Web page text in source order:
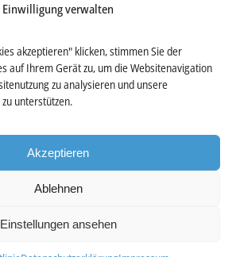
Einwilligung verwalten
akzeptieren" klicken, stimmen Sie der
auf Ihrem Gerät zu, um die Websitenavigation
zu analysieren und unsere
unterstützen.
Akzeptieren
Ablehnen
Einstellungen ansehen